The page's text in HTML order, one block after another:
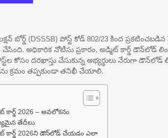
బోర్డ్ (DSSSB) పోస్ట్ కోడ్ 802/23 కింద ప్రకటించబడిన
అధికారిక నోటీసు ప్రకారం, అడ్మిట్ కార్డ్ డౌన్‌లోడ్
కోసం దరఖాస్తు చేసుకున్న అభ్యర్థులు నేరుగా
క్రమం తప్పకుండా తనిఖీ చేయాలి.
కార్డ్ 2026 – అవలోకనం
తేదీలు
కార్డ్ 2026ని డౌన్‌లోడ్ చేయడం ఎలా